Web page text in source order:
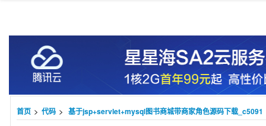
首页 > 代码 > 基于jsp+servlet+mysql图书商城带商家角色源码下载_c5091